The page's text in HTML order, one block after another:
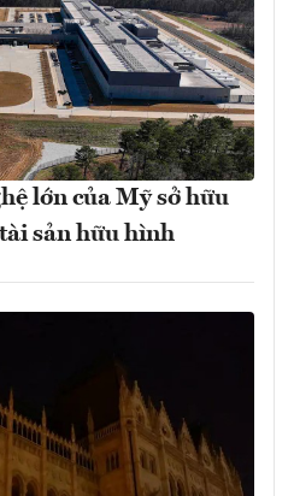
lớn của Mỹ sở hữu
sản hữu hình